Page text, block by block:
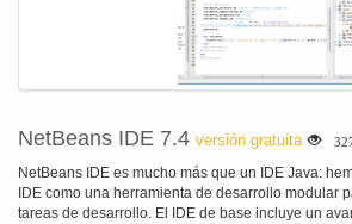
NetBeans IDE 7.4 versión gratuita
NetBeans IDE es mucho más que un IDE Java:
IDE como una herramienta de desarrollo modular
tareas de desarrollo. El IDE de base incluye un